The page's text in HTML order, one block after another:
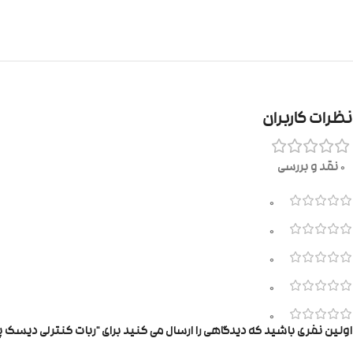
نظرات کاربران
0 نقد و بررسی
0
0
0
0
0
اولین نفری باشید که دیدگاهی را ارسال می کنید برای “ربات کنترلی دیسک پرتابی